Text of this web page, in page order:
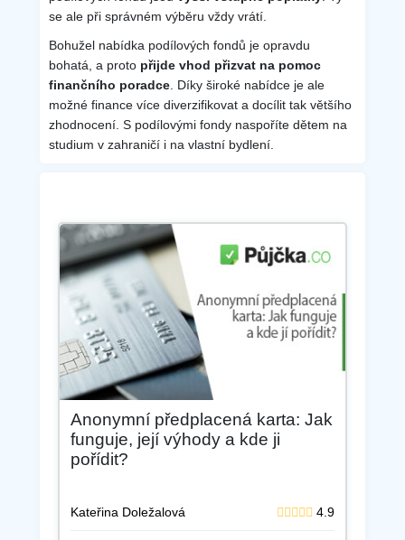
se ale při správném výběru vždy vrátí.
Bohužel nabídka podílových fondů je opravdu
bohatá, a proto přijde vhod přizvat na pomoc
finančního poradce . Díky široké nabídce je ale
možné finance více diverzifikovat a docílit tak většího
zhodnocení. S podílovými fondy naspoříte dětem na
studium v zahraničí i na vlastní bydlení.
Anonymní předplacená karta: Jak
funguje, její výhody a kde ji
pořídit?
Kateřina Doležalová 4.9